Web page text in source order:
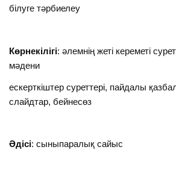
білуге тәрбиелеу
Көрнекілігі: әлемнің жеті кереметі
мәдени
ескерткіштер суреттері, пайдалы
слайдтар, бейнесөз
Әдісі: сыныпаралық сайыс